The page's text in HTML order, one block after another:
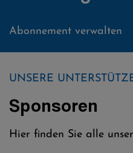
Abonnement verwalten
UNSERE
Sponsoren
Hier finden Sie alle